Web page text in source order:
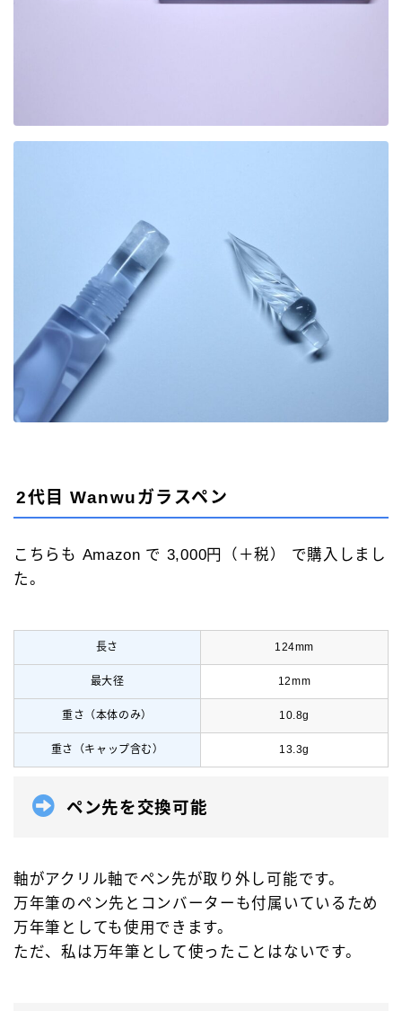
2代目 Wanwuガラスペン
こちらも Amazon で 3,000円（＋税） で購入しまし
た。
長さ 124mm
最大径 12mm
重さ（本体のみ） 10.8g
重さ（キャップ含む） 13.3g
ペン先を交換可能
軸がアクリル軸でペン先が取り外し可能です。
万年筆のペン先とコンバーターも付属いているため
万年筆としても使用できます。
ただ、私は万年筆として使ったことはないです。